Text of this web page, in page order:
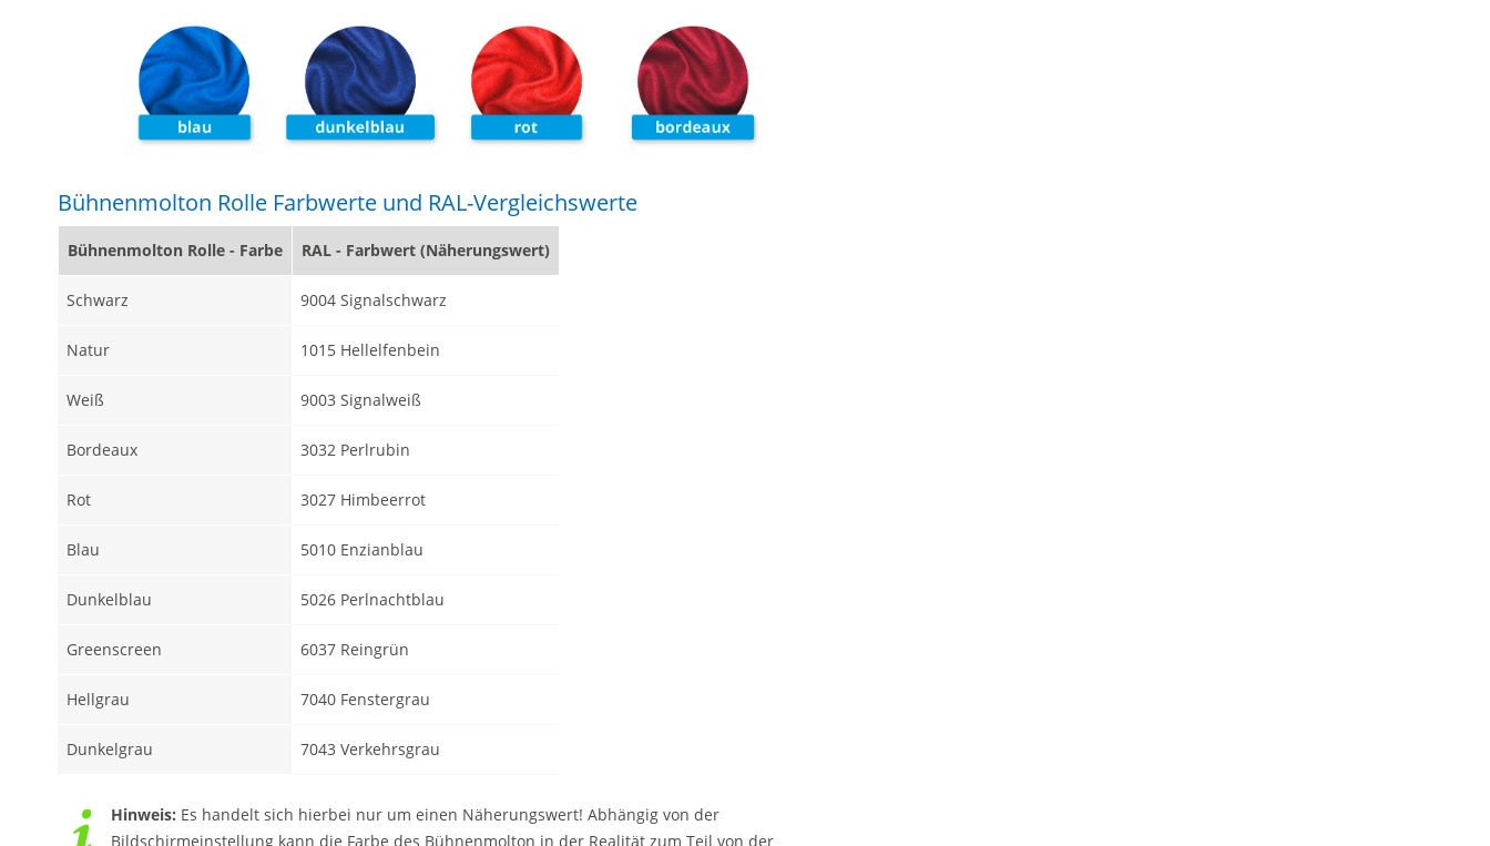
Bühnenmolton Rolle Farbwerte und RAL-Vergleichswerte
Bühnenmolton Rolle - Farbe RAL - Farbwert (Näherungswert)
Schwarz 9004 Signalschwarz
Natur 1015 Hellelfenbein
Weiß 9003 Signalweiß
Bordeaux 3032 Perlrubin
Rot 3027 Himbeerrot
Blau 5010 Enzianblau
Dunkelblau 5026 Perlnachtblau
Greenscreen 6037 Reingrün
Hellgrau 7040 Fenstergrau
Dunkelgrau 7043 Verkehrsgrau
Hinweis: Es handelt sich hierbei nur um einen Näherungswert! Abhängig von der
Bildschirmeinstellung kann die Farbe des Bühnenmolton in der Realität zum Teil von der